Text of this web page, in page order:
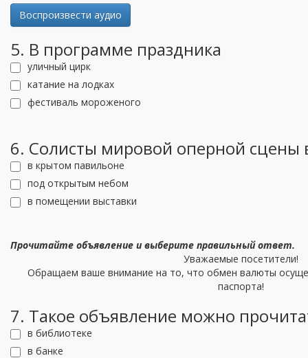
Воспроизвести аудио
5. В программе праздника
уличный цирк
катание на лодках
фестиваль мороженого
6. Солисты мировой оперной сцены
в крытом павильоне
под открытым небом
в помещении выставки
Прочитайте объявление и выберите правильный ответ.
Уважаемые посетители!
Обращаем ваше внимание на то, что обмен валюты
паспорта!
7. Такое объявление можно
в библиотеке
в банке